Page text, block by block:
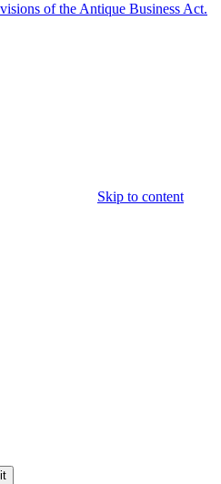
of the Antique Business Act.
Skip to content